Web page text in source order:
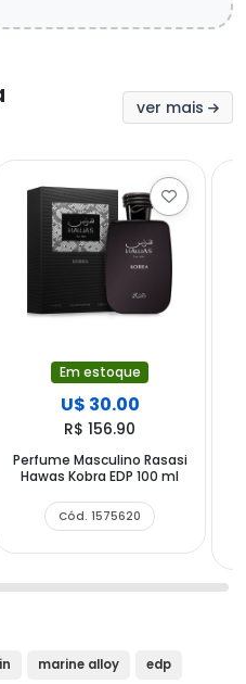
ver mais
Em estoque
U$ 30.00
R$ 156.90
Perfume Masculino Rasasi
Hawas Kobra EDP 100 ml
Cód. 1575620
marine alloy edp